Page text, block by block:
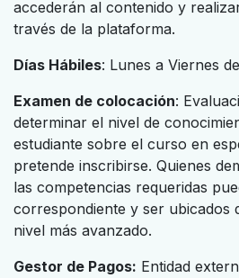
accederán al contenido y
través de la plataforma.
Días Hábiles: Lunes a Viernes
Examen de colocación:
determinar el nivel de
estudiante sobre el curso en
pretende inscribirse. Quienes
las competencias requeridas
correspondiente y ser ubicados
nivel más avanzado.
Gestor de Pagos: Entidad